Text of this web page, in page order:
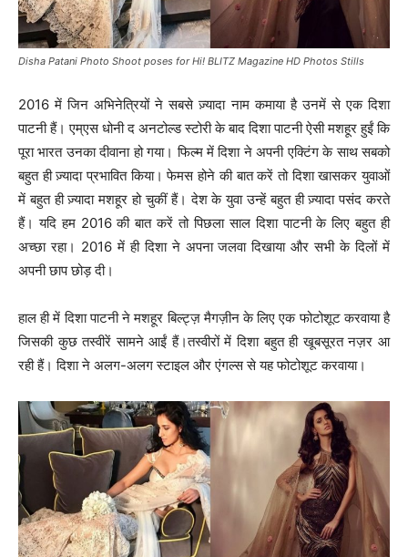
Disha Patani Photo Shoot poses for Hi! BLITZ Magazine HD Photos Stills
2016 में जिन अभिनेत्रियों ने सबसे ज़्यादा नाम कमाया है उनमें से एक दिशा
पाटनी हैं। एम्एस धोनी द अनटोल्ड स्टोरी के बाद दिशा पाटनी ऐसी मशहूर हुईं कि
पूरा भारत उनका दीवाना हो गया। फिल्म में दिशा ने अपनी एक्टिंग के साथ सबको
बहुत ही ज़्यादा प्रभावित किया। फेमस होने की बात करें तो दिशा खासकर युवाओं
में बहुत ही ज़्यादा मशहूर हो चुकीं हैं। देश के युवा उन्हें बहुत ही ज़्यादा पसंद करते
हैं। यदि हम 2016 की बात करें तो पिछला साल दिशा पाटनी के लिए बहुत ही
अच्छा रहा। 2016 में ही दिशा ने अपना जलवा दिखाया और सभी के दिलों में
अपनी छाप छोड़ दी।
हाल ही में दिशा पाटनी ने मशहूर बिल्ट्ज़ मैगज़ीन के लिए एक फोटोशूट करवाया है
जिसकी कुछ तस्वीरें सामने आईं हैं।तस्वीरों में दिशा बहुत ही खूबसूरत नज़र आ
रही हैं। दिशा ने अलग-अलग स्टाइल और एंगल्स से यह फोटोशूट करवाया।